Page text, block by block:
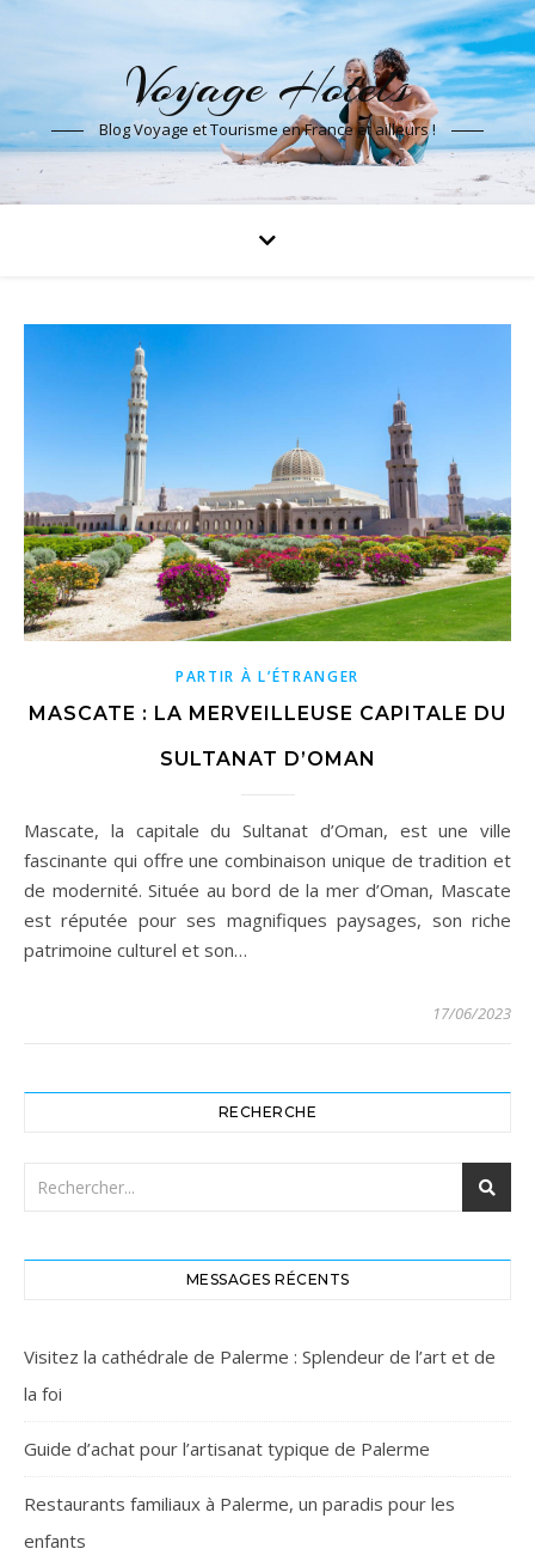
Voyage Hotels
Blog Voyage et Tourisme en France et ailleurs !
PARTIR À L’ÉTRANGER
MASCATE : LA MERVEILLEUSE CAPITALE DU
SULTANAT D’OMAN
Mascate, la capitale du Sultanat d’Oman, est une ville
fascinante qui offre une combinaison unique de tradition et
de modernité. Située au bord de la mer d’Oman, Mascate
est réputée pour ses magnifiques paysages, son riche
patrimoine culturel et son…
17/06/2023
RECHERCHE
MESSAGES RÉCENTS
Visitez la cathédrale de Palerme : Splendeur de l’art et de
la foi
Guide d’achat pour l’artisanat typique de Palerme
Restaurants familiaux à Palerme, un paradis pour les
enfants